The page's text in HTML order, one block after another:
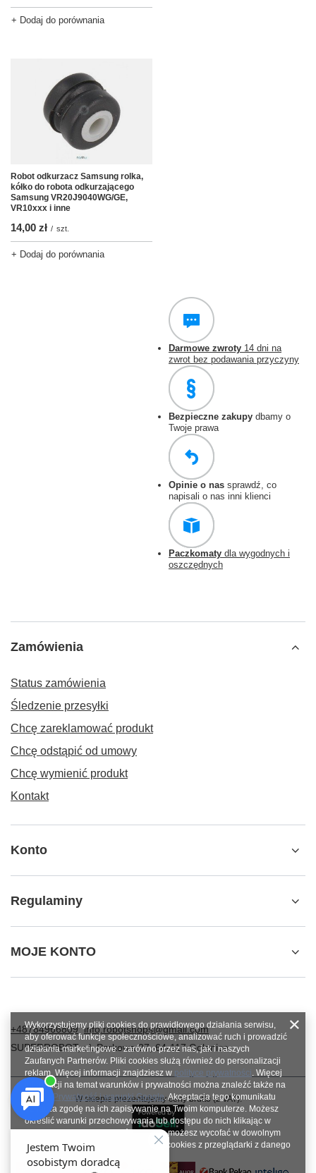
+ Dodaj do porównania
Robot odkurzacz Samsung rolka,
kółko do robota odkurzającego
Samsung VR20J9040WG/GE,
VR10xxx i inne
14,00 zł / szt.
+ Dodaj do porównania
Darmowe zwroty 14 dni na
zwrot bez podawania przyczyny
Bezpieczne zakupy dbamy o
Twoje prawa
Opinie o nas sprawdź, co
napisali o nas inni klienci
Paczkomaty dla wygodnych i
oszczędnych
Zamówienia
Status zamówienia
Śledzenie przesyłki
Chcę zareklamować produkt
Chcę odstąpić od umowy
Chcę wymienić produkt
Kontakt
Konto
Regulaminy
MOJE KONTO
+48784966809 info.robotshops@gmail.com
SUPERROBOT,ul. Parkowa 27,64-117Gołanice
W sklepie prezentujemy ceny brutto (z VAT).
Wykorzystujemy pliki cookies do prawidłowego działania serwisu,
aby oferować funkcje społecznościowe, analizować ruch i prowadzić
działania marketingowe - zarówno przez nas, jak i naszych
Zaufanych Partnerów. Pliki cookies służą również do personalizacji
reklam. Więcej informacji znajdziesz w polityce prywatności. Więcej
informacji na temat warunków i prywatności można znaleźć także na
stronie Prywatność i warunki Google. Akceptacja tego komunikatu
oznacza zgodę na ich zapisywanie na Twoim komputerze. Możesz
określić warunki przechowywania lub dostępu do nich klikając w
zakładkę „Konfiguracja zgód”. Zgodę możesz wycofać w dowolnym
momencie poprzez usunięcie plików cookies z przeglądarki z danego
urządzenia końcowego.